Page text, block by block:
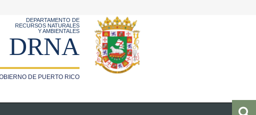
DEPARTAMENTO DE
RECURSOS NATURALES
Y AMBIENTALES
DRNA
DE PUERTO RICO